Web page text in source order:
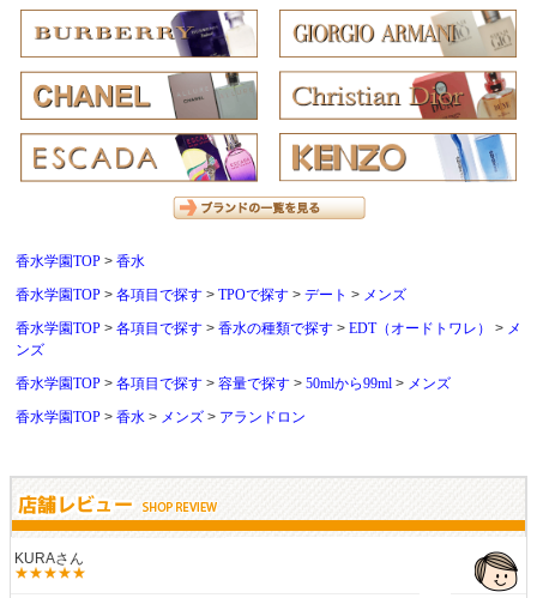
香水学園TOP
香水
香水学園TOP
各項目で探す TPOで探す デート
メンズ
香水学園TOP
各項目で探す 香水の種類で探す EDT（オードトワレ）
メ
ンズ
香水学園TOP
各項目で探す 容量で探す 50mlから99ml
メンズ
香水学園TOP
香水 メンズ アランドロン